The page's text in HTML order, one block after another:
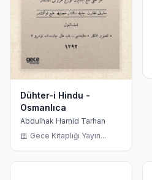
Dühter-i Hindu -
Osmanlıca
Abdulhak Hamid Tarhan
Gece Kitaplığı Yayın...